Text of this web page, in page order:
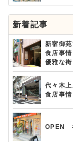
新着記事
新宿御
食店事
優雅な街
代々木
食店事
OPEN